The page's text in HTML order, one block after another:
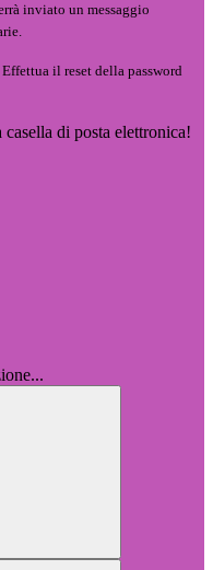
inviato un messaggio
il reset della password
di posta elettronica!